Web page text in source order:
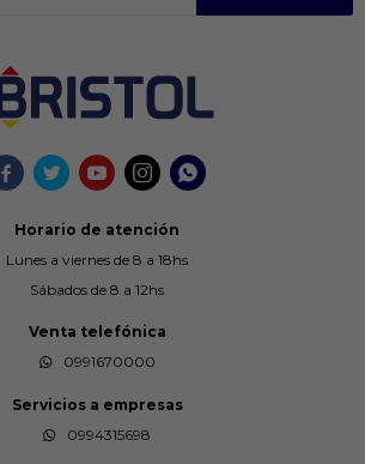
    
Horario de atención
Lunes a viernes de 8 a 18hs
Sábados de 8 a 12hs
Venta telefónica
0991670000
Servicios a empresas
0994315698